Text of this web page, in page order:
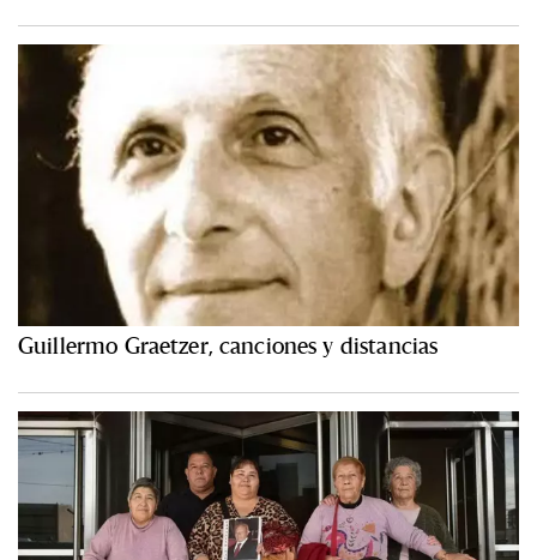
Guillermo Graetzer, canciones y distancias